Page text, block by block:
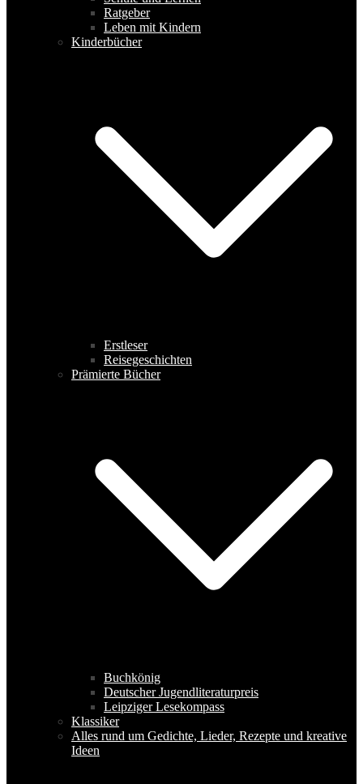
Ratgeber
Leben mit Kindern
Kinderbücher
Erstleser
Reisegeschichten
Prämierte Bücher
Buchkönig
Deutscher Jugendliteraturpreis
Leipziger Lesekompass
Klassiker
Alles rund um Gedichte, Lieder, Rezepte und kreative
Ideen